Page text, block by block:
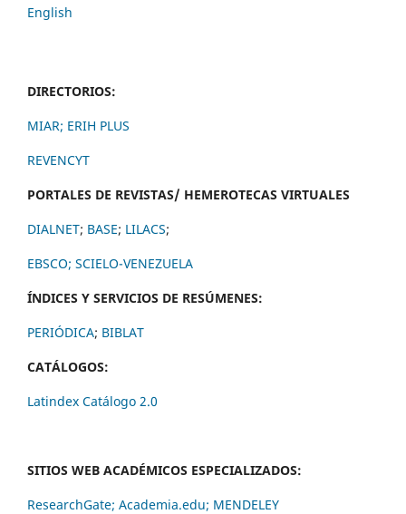
English
DIRECTORIOS:
MIAR; ERIH PLUS
REVENCYT
PORTALES DE REVISTAS/ HEMEROTECAS VIRTUALES
DIALNET; BASE; LILACS;
EBSCO; SCIELO-VENEZUELA
ÍNDICES Y SERVICIOS DE RESÚMENES:
PERIÓDICA; BIBLAT
CATÁLOGOS:
Latindex Catálogo 2.0
SITIOS WEB ACADÉMICOS ESPECIALIZADOS:
ResearchGate; Academia.edu; MENDELEY